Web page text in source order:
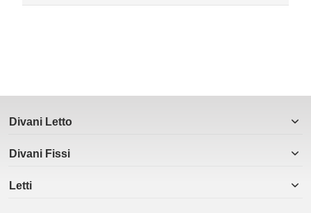
Divani Letto
Divani Fissi
Letti